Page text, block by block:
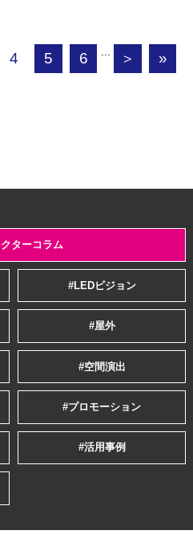
4 5 6 ... ＞ »
ターコラム
#LEDビジョン
#屋外
#空間演出
#プロモーション
#活用事例